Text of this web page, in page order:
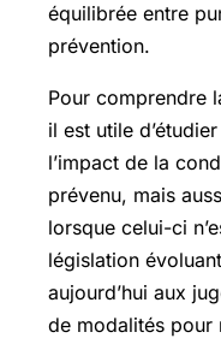
équilibrée entre
prévention.
Pour comprendre
il est utile
l’impact de la
prévenu, mais
lorsque celui-ci
législation
aujourd’hui aux
de modalités pour